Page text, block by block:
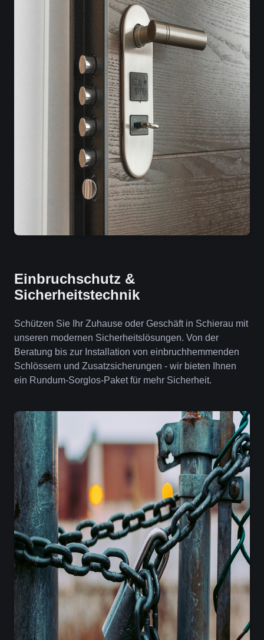
Einbruchschutz &
Sicherheitstechnik
Schützen Sie Ihr Zuhause oder Geschäft in Schierau mit
unseren modernen Sicherheitslösungen. Von der
Beratung bis zur Installation von einbruchhemmenden
Schlössern und Zusatzsicherungen - wir bieten Ihnen
ein Rundum-Sorglos-Paket für mehr Sicherheit.